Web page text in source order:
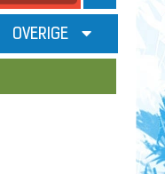
OVERIGE